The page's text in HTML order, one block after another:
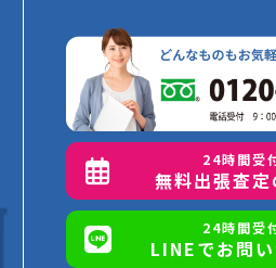
24時間受
無料出張査定
24時間受
LINEでお問